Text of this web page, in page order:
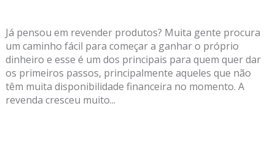
Já pensou em revender produtos? Muita gente procura
um caminho fácil para começar a ganhar o próprio
dinheiro e esse é um dos principais para quem quer dar
os primeiros passos, principalmente aqueles que não
têm muita disponibilidade financeira no momento. A
revenda cresceu muito...